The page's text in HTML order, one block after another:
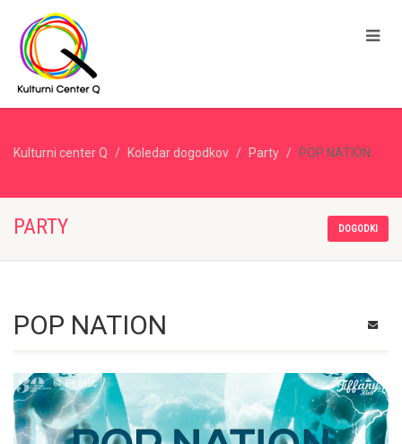
Kulturni center Q Koledar dogodkov Party POP NATION
PARTY DOGODKI
POP NATION